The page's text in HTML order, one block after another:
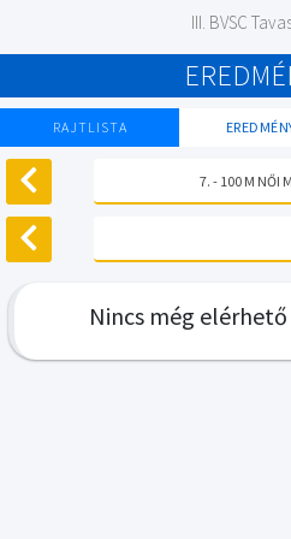
III. BVSC
RAJTLISTA
7. - 100 M NŐI
Nincs még